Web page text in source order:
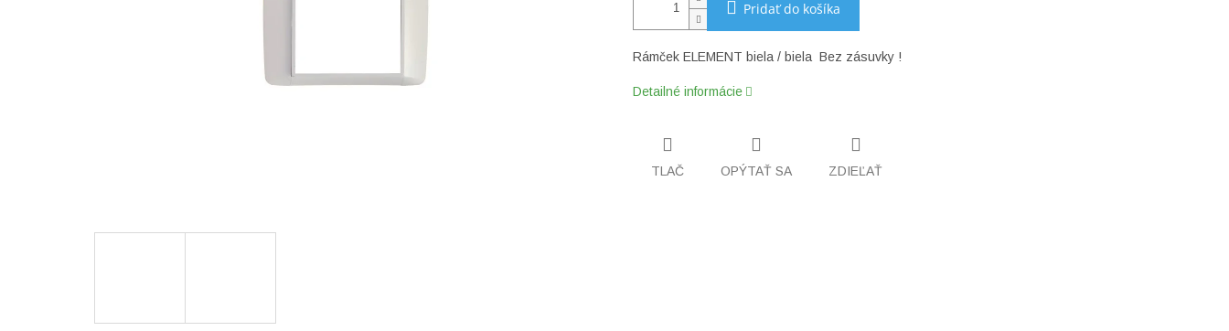
Pridať do košíka
Rámček ELEMENT biela / biela Bez zásuvky !
Detailné informácie
TLAČ OPÝTAŤ SA ZDIEĽAŤ